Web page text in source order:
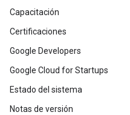
Capacitación
Certificaciones
Google Developers
Google Cloud for Startups
Estado del sistema
Notas de versión